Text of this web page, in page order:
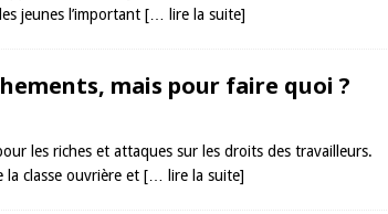
jeunes l’important [… lire la suite]
mais pour faire quoi ?
les riches et attaques sur les droits des travailleurs.
la classe ouvrière et [… lire la suite]